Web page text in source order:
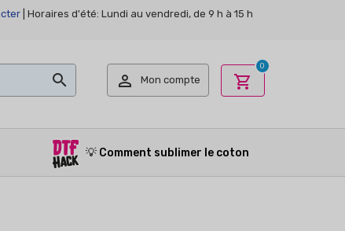
| Horaires d'été: Lundi au vendredi, de 9 h à 15 h
  Mon compte shopping_cart
0
💡 Comment sublimer le coton